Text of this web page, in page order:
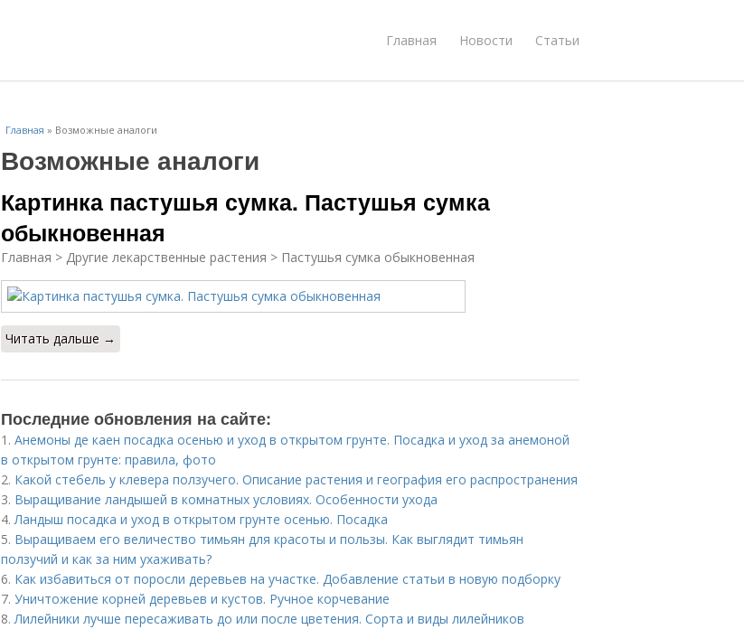
Главная Новости Статьи
Главная » Возможные аналоги
Возможные аналоги
Картинка пастушья сумка. Пастушья сумка
обыкновенная
Главная > Другие лекарственные растения > Пастушья сумка обыкновенная
Читать дальше →
Последние обновления на сайте:
1. Анемоны де каен посадка осенью и уход в открытом грунте. Посадка и уход за анемоной
в открытом грунте: правила, фото
2. Какой стебель у клевера ползучего. Описание растения и география его распространения
3. Выращивание ландышей в комнатных условиях. Особенности ухода
4.Ландыш посадка и уход в открытом грунте осенью. Посадка
5. Выращиваем его величество тимьян для красоты и пользы. Как выглядит тимьян
ползучий и как за ним ухаживать?
6. Как избавиться от поросли деревьев на участке. Добавление статьи в новую подборку
7. Уничтожение корней деревьев и кустов. Ручное корчевание
8.Лилейники лучше пересаживать до или после цветения. Сорта и виды лилейников